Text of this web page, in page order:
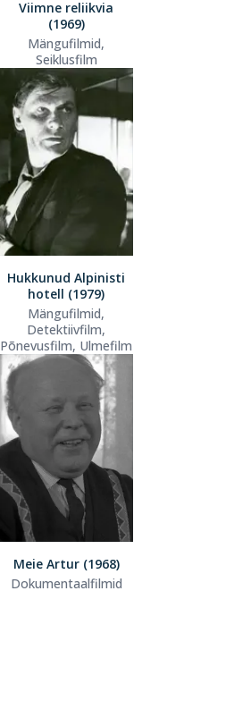
Viimne reliikvia
(1969)
Mängufilmid,
Seiklusfilm
Hukkunud Alpinisti
hotell (1979)
Mängufilmid,
Detektiivfilm,
Põnevusfilm, Ulmefilm
Meie Artur (1968)
Dokumentaalfilmid